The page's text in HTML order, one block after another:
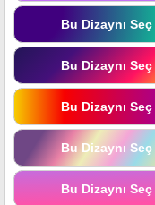
Bu Dizaynı Seç
Bu Dizaynı Seç
Bu Dizaynı Seç
Bu Dizaynı Seç
Bu Dizaynı Seç